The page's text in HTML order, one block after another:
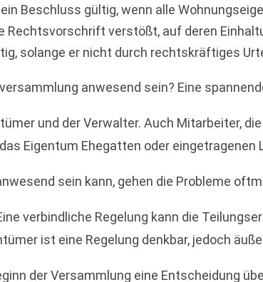
Beschluss gültig, wenn alle
Rechtsvorschrift verstößt, auf deren
solange er nicht durch rechtskräftiges
anwesend sein? Eine
und der Verwalter. Auch Mitarbeiter,
Eigentum Ehegatten oder
sein kann, gehen die Probleme
verbindliche Regelung kann die
ist eine Regelung denkbar, jedoch
der Versammlung eine Entscheidung